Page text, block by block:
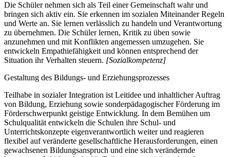
Die Schüler nehmen sich als Teil einer Gemeinschaft wahr und
bringen sich aktiv ein. Sie erkennen im sozialen Miteinander Regeln
und Werte an. Sie lernen verlässlich zu handeln und Verantwortung
zu übernehmen. Die Schüler lernen, Kritik zu üben sowie
anzunehmen und mit Konflikten angemessen umzugehen. Sie
entwickeln Empathiefähigkeit und können entsprechend der
Situation ihr Verhalten steuern. [Sozialkompetenz]
Gestaltung des Bildungs- und Erziehungsprozesses
Teilhabe in sozialer Integration ist Leitidee und inhaltlicher Auftrag
von Bildung, Erziehung sowie sonderpädagogischer Förderung im
Förderschwerpunkt geistige Entwicklung. In dem Bemühen um
Schulqualität entwickeln die Schulen ihre Schul- und
Unterrichtskonzepte eigenverantwortlich weiter und reagieren
flexibel auf veränderte gesellschaftliche Herausforderungen, einen
gewachsenen Bildungsanspruch und eine sich verändernde